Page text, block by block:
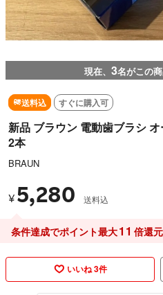
現在、 3名がこの
送料込 すぐに購入可
新品 ブラウン 電動歯ブラシ
2本
BRAUN
¥ 5,280 送料込
条件達成でポイント最大11 倍還元
いいね 3件